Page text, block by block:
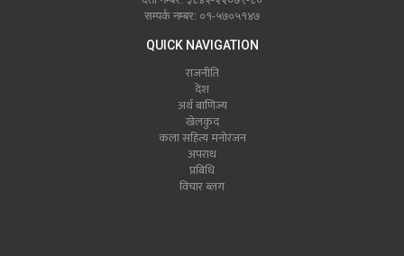
सम्पर्क नम्बर: ०१-५७०५१४७
QUICK NAVIGATION
राजनीति
देश
अर्थ बाणिज्य
खेलकुद
कला सहित्य मनोरंजन
अपराध
प्रबिधि
विचार ब्लग